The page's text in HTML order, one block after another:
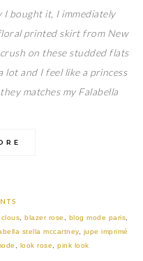
I bought it, I immediately
printed skirt from New
on these studded flats
lot and I feel like a princess
matches my Falabella
, blazer rose , blog mode paris,
stella mccartney, jupe imprimé
, look rose,pink look